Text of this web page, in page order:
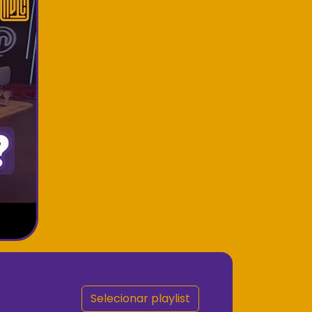
Selecionar playlist